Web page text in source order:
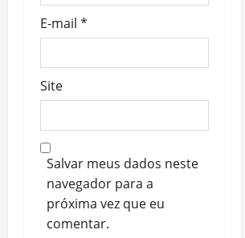
E-mail *
Site
Salvar meus dados neste
navegador para a
próxima vez que eu
comentar.